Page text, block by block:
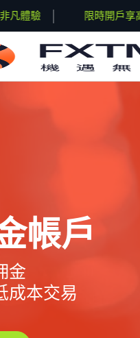
凡體驗 限時開戶享
帳戶
金
成本交易